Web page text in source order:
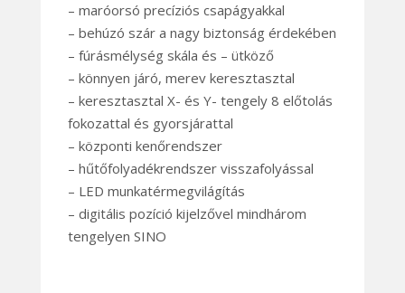
– maróorsó precíziós csapágyakkal
– behúzó szár a nagy biztonság érdekében
– fúrásmélység skála és – ütköző
– könnyen járó, merev keresztasztal
– keresztasztal X- és Y- tengely 8 előtolás
fokozattal és gyorsjárattal
– központi kenőrendszer
– hűtőfolyadékrendszer visszafolyással
– LED munkatérmegvilágítás
– digitális pozíció kijelzővel mindhárom
tengelyen SINO